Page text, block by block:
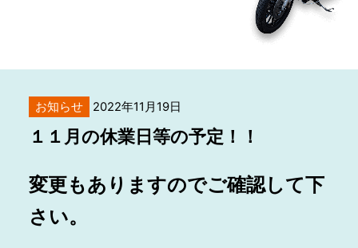
お知らせ 2022年11月19日
１１月の休業日等の予定！！
変更もありますのでご確認して下
さい。